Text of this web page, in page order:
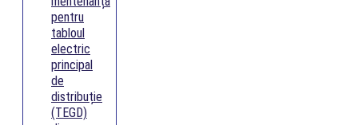
pentru
tabloul
electric
principal
de
distribuție
(TEGD)